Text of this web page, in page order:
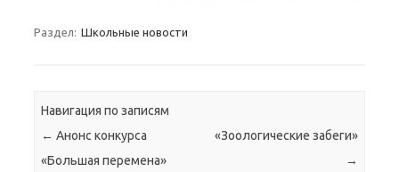
Раздел: Школьные новости
Навигация по записям
← Анонс конкурса
«Большая перемена»
«Зоологические забеги»
→